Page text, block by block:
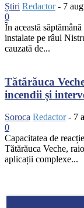
Știri Redactor - 7
0
În această
instalate pe râul
cauzată de...
Tătărăuca
incendii și
Soroca Redactor - 7
0
Capacitatea de
Tătărăuca Veche,
aplicații complexe...